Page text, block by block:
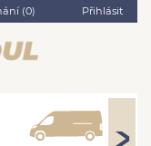
(0) Přihlásit